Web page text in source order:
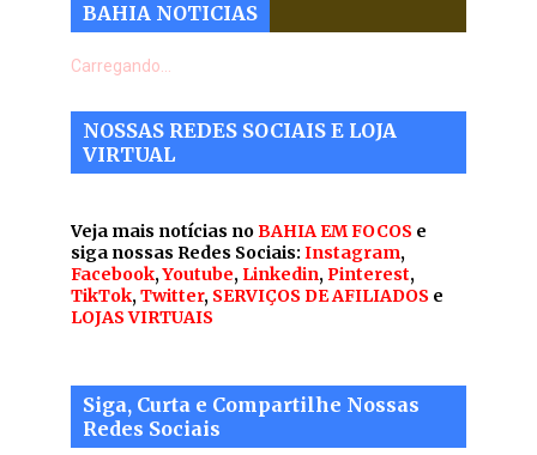
BAHIA NOTICIAS
Carregando...
NOSSAS REDES SOCIAIS E LOJA
VIRTUAL
Veja mais notícias noBAHIA EM FOCOS e
siga nossas Redes Sociais: Instagram,
Facebook,Youtube, Linkedin,Pinterest,
TikTok,Twitter, SERVIÇOS DE AFILIADOS e
LOJAS VIRTUAIS
Siga, Curta e Compartilhe Nossas
Redes Sociais